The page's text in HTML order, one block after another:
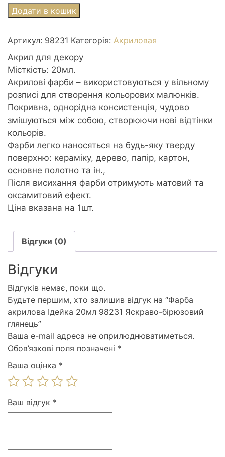
Фарба
акрилова
20мл
98231
Яскраво-
бірюзовий
глянець
кількість
Додати в кошик
Артикул: 98231 Категорія: Акриловая
Акрил для декору
Місткість: 20мл.
Акрилові фарби – використовуються у вільному
розписі для створення кольорових малюнків.
Покривна, однорідна консистенція, чудово
змішуються між собою, створюючи нові відтінки
кольорів.
Фарби легко наносяться на будь-яку тверду
поверхню: кераміку, дерево, папір, картон,
основне полотно та ін.,
Після висихання фарби отримують матовий та
оксамитовий ефект.
Ціна вказана на 1шт.
Відгуки (0)
Відгуки
Відгуків немає, поки що.
Будьте першим, хто залишив відгук на “Фарба
акрилова Ідейка 20мл 98231 Яскраво-бірюзовий
глянець”
Ваша e-mail адреса не оприлюднюватиметься.
Обов’язкові поля позначені *
Ваша оцінка *
Ваш відгук *